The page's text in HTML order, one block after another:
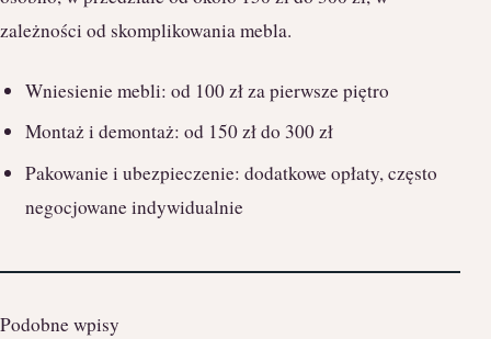
zależności od skomplikowania mebla.
Wniesienie mebli: od 100 zł za pierwsze piętro
Montaż i demontaż: od 150 zł do 300 zł
Pakowanie i ubezpieczenie: dodatkowe opłaty, często
negocjowane indywidualnie
Podobne wpisy